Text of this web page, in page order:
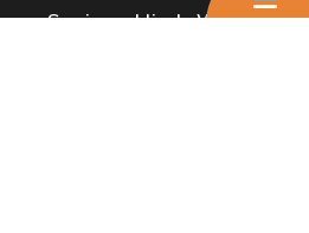
Service public de Wallonie